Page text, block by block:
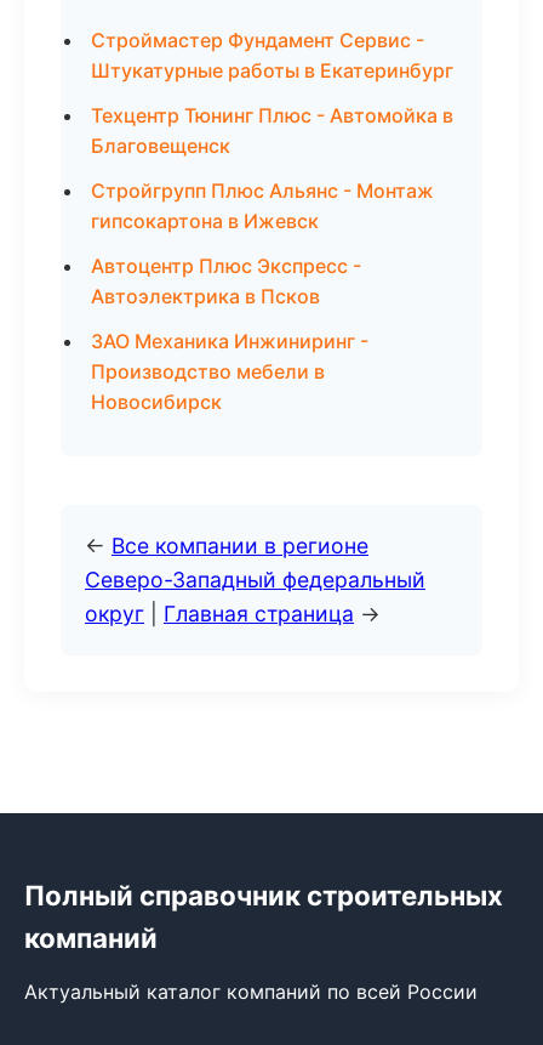
Строймастер Фундамент Сервис -
Штукатурные работы в Екатеринбург
Техцентр Тюнинг Плюс - Автомойка в
Благовещенск
Стройгрупп Плюс Альянс - Монтаж
гипсокартона в Ижевск
Автоцентр Плюс Экспресс -
Автоэлектрика в Псков
ЗАО Механика Инжиниринг -
Производство мебели в
Новосибирск
← Все компании в регионе
Северо-Западный федеральный
округ
Главная страница →
Полный справочник строительных
компаний
Актуальный каталог компаний по всей России